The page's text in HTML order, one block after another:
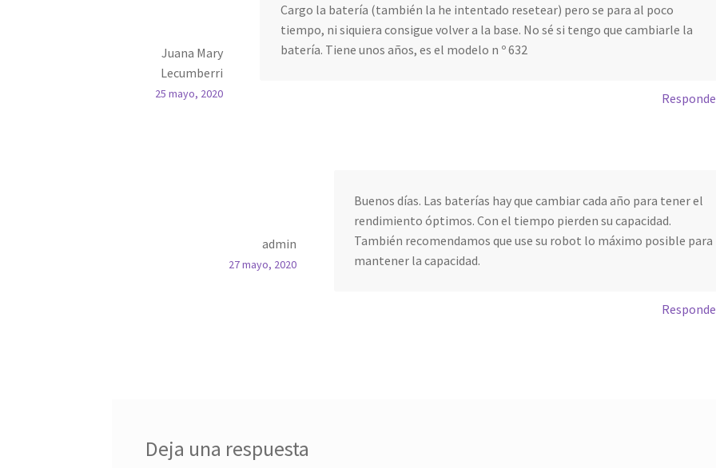
Juana Mary
Lecumberri
25 mayo, 2020
Cargo la batería (también la he intentado resetear) pero se para al poco
tiempo, ni siquiera consigue volver a la base. No sé si tengo que cambiarle la
batería. Tiene unos años, es el modelo n º 632
admin
27 mayo, 2020
Buenos días. Las baterías hay que cambiar cada año para tener el
rendimiento óptimos. Con el tiempo pierden su capacidad.
También recomendamos que use su robot lo máximo posible para
mantener la capacidad.
Deja una respuesta